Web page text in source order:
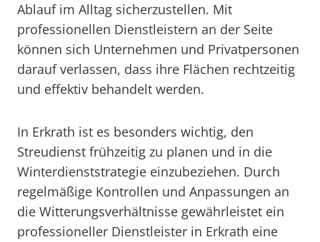
Ablauf im Alltag sicherzustellen. Mit
professionellen Dienstleistern an der Seite
können sich Unternehmen und Privatpersonen
darauf verlassen, dass ihre Flächen rechtzeitig
und effektiv behandelt werden.
In Erkrath ist es besonders wichtig, den
Streudienst frühzeitig zu planen und in die
Winterdienststrategie einzubeziehen. Durch
regelmäßige Kontrollen und Anpassungen an
die Witterungsverhältnisse gewährleistet ein
professioneller Dienstleister in Erkrath eine